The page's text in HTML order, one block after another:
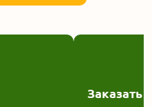
Заказать